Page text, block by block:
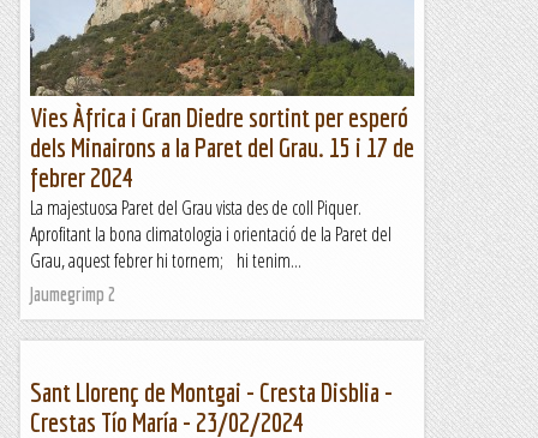
Vies Àfrica i Gran Diedre sortint per esperó
dels Minairons a la Paret del Grau. 15 i 17 de
febrer 2024
La majestuosa Paret del Grau vista des de coll Piquer.
Aprofitant la bona climatologia i orientació de la Paret del
Grau, aquest febrer hi tornem; hi tenim...
Jaumegrimp 2
Sant Llorenç de Montgai - Cresta Disblia -
Crestas Tío María - 23/02/2024